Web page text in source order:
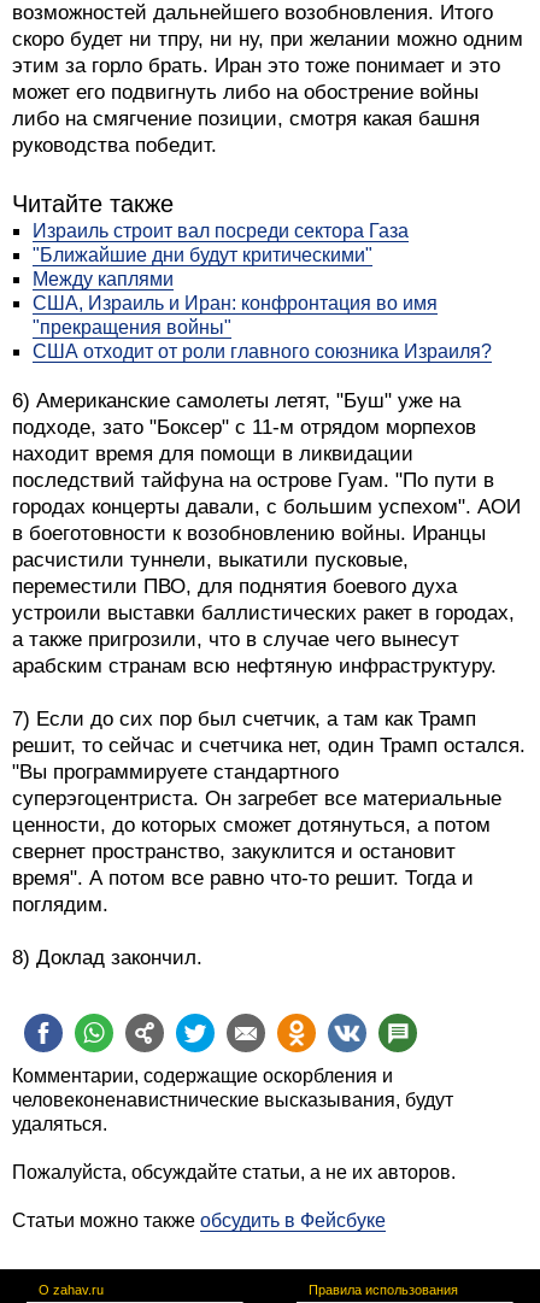
возможностей дальнейшего возобновления. Итого
скоро будет ни тпру, ни ну, при желании можно одним
этим за горло брать. Иран это тоже понимает и это
может его подвигнуть либо на обострение войны
либо на смягчение позиции, смотря какая башня
руководства победит.
Читайте также
Израиль строит вал посреди сектора Газа
"Ближайшие дни будут критическими"
Между каплями
США, Израиль и Иран: конфронтация во имя
"прекращения войны"
США отходит от роли главного союзника Израиля?
6) Американские самолеты летят, "Буш" уже на
подходе, зато "Боксер" с 11-м отрядом морпехов
находит время для помощи в ликвидации
последствий тайфуна на острове Гуам. "По пути в
городах концерты давали, с большим успехом". АОИ
в боеготовности к возобновлению войны. Иранцы
расчистили туннели, выкатили пусковые,
переместили ПВО, для поднятия боевого духа
устроили выставки баллистических ракет в городах,
а также пригрозили, что в случае чего вынесут
арабским странам всю нефтяную инфраструктуру.
7) Если до сих пор был счетчик, а там как Трамп
решит, то сейчас и счетчика нет, один Трамп остался.
"Вы программируете стандартного
суперэгоцентриста. Он загребет все материальные
ценности, до которых сможет дотянуться, а потом
свернет пространство, закуклится и остановит
время". А потом все равно что-то решит. Тогда и
поглядим.
8) Доклад закончил.
Комментарии, содержащие оскорбления и
человеконенавистнические высказывания, будут
удаляться.
Пожалуйста, обсуждайте статьи, а не их авторов.
Статьи можно также обсудить в Фейсбуке
О zahav.ru Правила использования